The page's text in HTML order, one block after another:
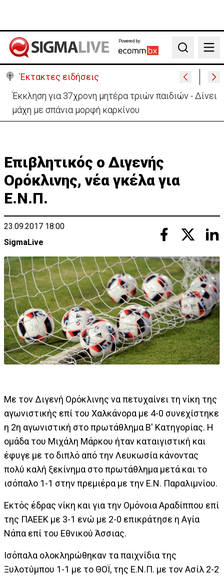
Powered by:
Search
Έκτακτες ειδήσεις
Γερμανία: Συγκρούστηκαν δύο τραμ - Τουλάχιστον
25 τραυματίες, οι 7 σοβαρά
Επιβλητικός ο Διγενής
Ορόκλινης, νέα γκέλα για
Ε.Ν.Π.
23.09.2017 18:00
SigmaLive
Με τον Διγενή Ορόκλινης να πετυχαίνει τη νίκη της
αγωνιστικής επί του Χαλκάνορα με 4-0 συνεχίστηκε
η 2η αγωνιστική στο πρωτάθλημα Β' Κατηγορίας. Η
ομάδα του Μιχάλη Μάρκου ήταν καταιγιστική και
έφυγε με το διπλό από την Λευκωσία κάνοντας
πολύ καλή ξεκίνημα στο πρωτάθλημα μετά και το
ισόπαλο 1-1 στην πρεμιέρα με την Ε.Ν. Παραλιμνίου.
Εκτός έδρας νίκη και για την Ομόνοια Αραδίππου επί
της ΠΑΕΕΚ με 3-1 ενώ με 2-0 επικράτησε η Αγία
Νάπα επί του Εθνικού Άσσιας.
Ισόπαλα ολοκληρώθηκαν τα παιχνίδια της
Ξυλοτύμπου 1-1 με το ΘΟΪ, της Ε.Ν.Π. με τον Ασίλ 2-2